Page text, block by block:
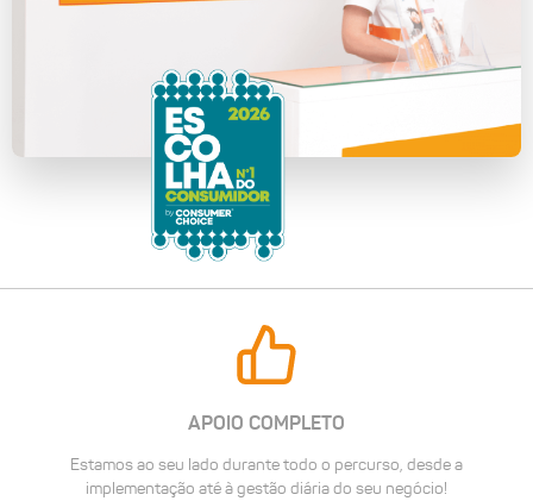
APOIO COMPLETO
Estamos ao seu lado durante todo o percurso, desde a
implementação até à gestão diária do seu negócio!